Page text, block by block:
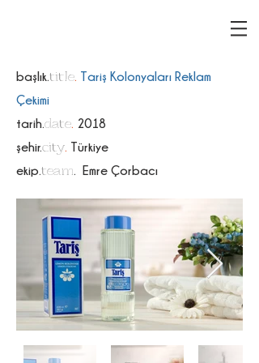
başlık. title Tariş Kolonyaları Reklam
Çekimi
tarih.date 2018
şehir.city Türkiye
ekip. team . Emre Çorbacı